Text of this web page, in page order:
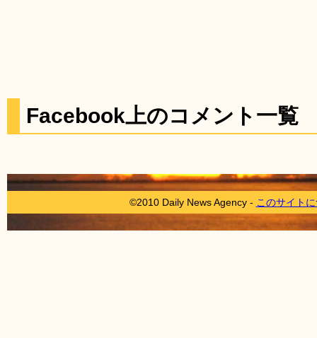
Facebook上のコメント一覧
©2010 Daily News Agency - このサイト